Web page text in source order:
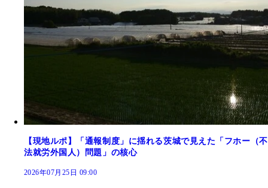
【現地ルポ】「通報制度」に揺れる茨城で見えた「フホー（不
法就労外国人）問題」の核心
2026年07月25日 09:00